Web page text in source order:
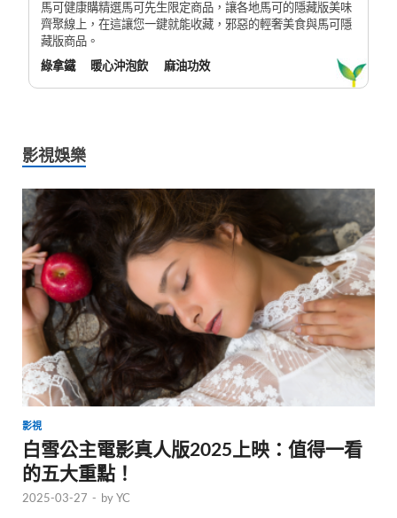
馬可健康購精選馬可先生限定商品，讓各地馬可的隱藏版美味
齊聚線上，在這讓您一鍵就能收藏，邪惡的輕奢美食與馬可隱
藏版商品。
綠拿鐵
暖心沖泡飲 麻油功效
影視娛樂
影視
白雪公主電影真人版2025上映：值得一看
的五大重點！
2025-03-27 - byYC